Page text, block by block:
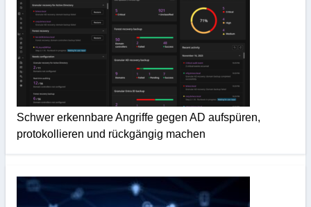
Schwer erkennbare Angriffe gegen AD aufspüren,
protokollieren und rückgängig machen